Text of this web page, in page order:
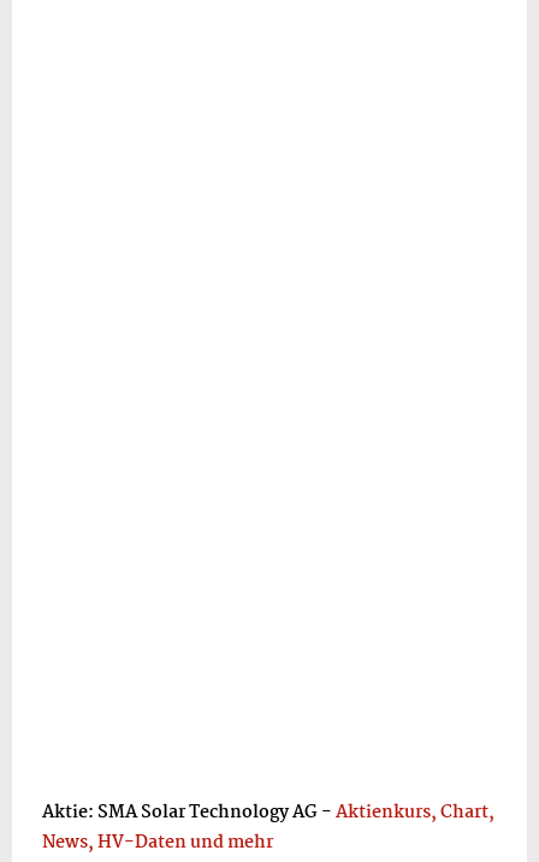
Aktie: SMA Solar Technology AG -Aktienkurs, Chart,
News, HV-Daten und mehr